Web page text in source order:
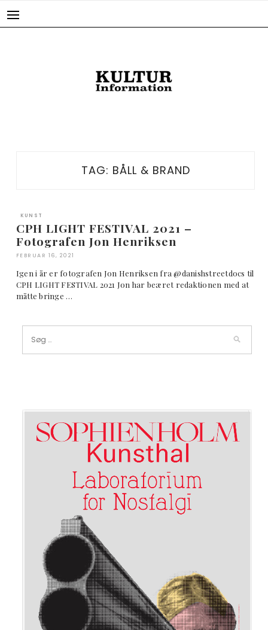
TAG: BÅLL & BRAND
KUNST
CPH LIGHT FESTIVAL 2021 –
Fotografen Jon Henriksen
FEBRUAR 16, 2021
Igen i år er fotografen Jon Henriksen fra @danishstreetdocs til
CPH LIGHT FESTIVAL 2021 Jon har beæret redaktionen med at
måtte bringe …